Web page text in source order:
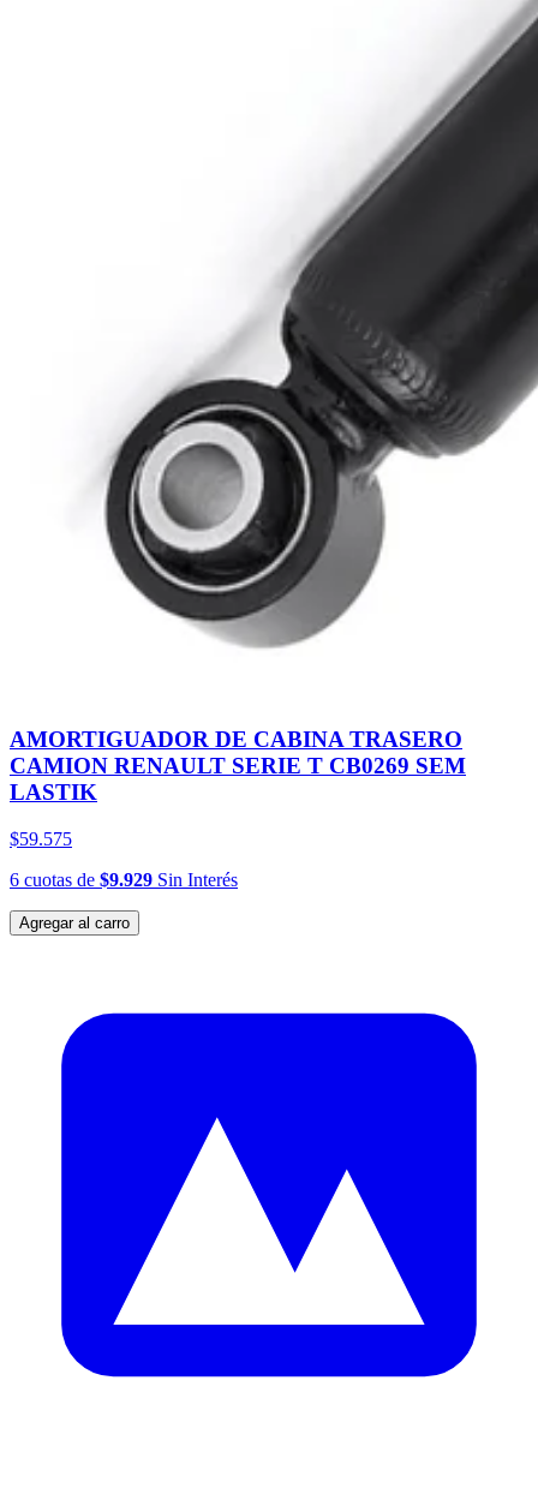
AMORTIGUADOR DE CABINA TRASERO
CAMION RENAULT SERIE T CB0269 SEM
LASTIK
$59.575
6 cuotas de $9.929 Sin Interés
Agregar al carro